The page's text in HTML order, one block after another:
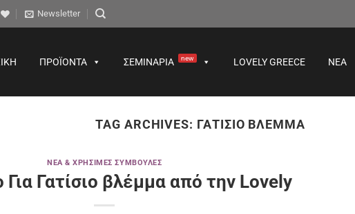
Newsletter
ΠΡΟΪΌΝΤΑ ΣΕΜΙΝΆΡΙΑ new LOVELY GREECE ΝΈΑ
TAG ARCHIVES: ΓΑΤΊΣΙΟ ΒΛΈΜΜΑ
ΝΈΑ & ΧΡΉΣΙΜΕΣ ΣΥΜΒΟΥΛΈΣ
Γατίσιο βλέμμα από την Lovely